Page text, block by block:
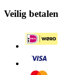
Veilig betalen